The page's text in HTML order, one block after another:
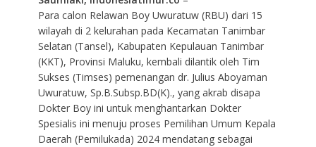
Para calon Relawan Boy Uwuratuw (RBU) dari 15
wilayah di 2 kelurahan pada Kecamatan Tanimbar
Selatan (Tansel), Kabupaten Kepulauan Tanimbar
(KKT), Provinsi Maluku, kembali dilantik oleh Tim
Sukses (Timses) pemenangan dr. Julius Aboyaman
Uwuratuw, Sp.B.Subsp.BD(K)., yang akrab disapa
Dokter Boy ini untuk menghantarkan Dokter
Spesialis ini menuju proses Pemilihan Umum Kepala
Daerah (Pemilukada) 2024 mendatang sebagai